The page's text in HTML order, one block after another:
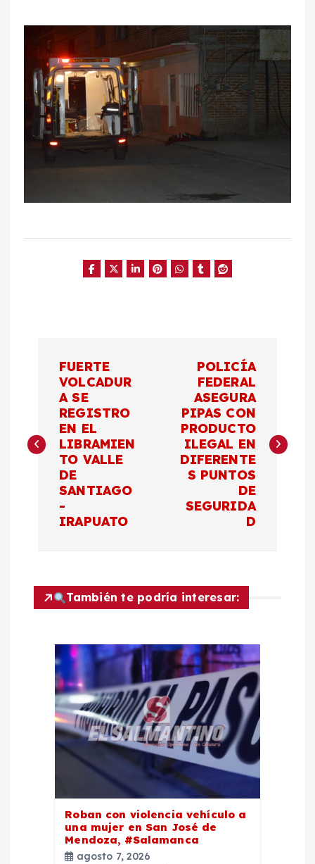
e
FUERTE
VOLCADUR
A SE
REGISTRO
EN EL
LIBRAMIEN
TO VALLE
DE
SANTIAGO
-
IRAPUATO
POLICÍA
FEDERAL
ASEGURA
PIPAS CON
PRODUCTO
ILEGAL EN
DIFERENTE
S PUNTOS
DE
SEGURIDA
D
También te podría interesar:
Roban con violencia vehículo a
una mujer en San José de
Mendoza, #Salamanca
agosto 7, 2026